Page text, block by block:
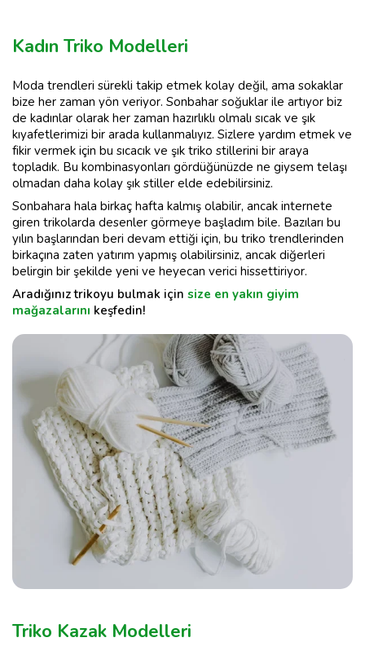
Kadın Triko Modelleri
Moda trendleri sürekli takip etmek kolay değil, ama sokaklar
bize her zaman yön veriyor. Sonbahar soğuklar ile artıyor biz
de kadınlar olarak her zaman hazırlıklı olmalı sıcak ve şık
kıyafetlerimizi bir arada kullanmalıyız. Sizlere yardım etmek ve
fikir vermek için bu sıcacık ve şık triko stillerini bir araya
topladık. Bu kombinasyonları gördüğünüzde ne giysem telaşı
olmadan daha kolay şık stiller elde edebilirsiniz.
Sonbahara hala birkaç hafta kalmış olabilir, ancak internete
giren trikolarda desenler görmeye başladım bile. Bazıları bu
yılın başlarından beri devam ettiği için, bu triko trendlerinden
birkaçına zaten yatırım yapmış olabilirsiniz, ancak diğerleri
belirgin bir şekilde yeni ve heyecan verici hissettiriyor.
Aradığınız trikoyu bulmak için size en yakın giyim
mağazalarını keşfedin!
Triko Kazak Modelleri